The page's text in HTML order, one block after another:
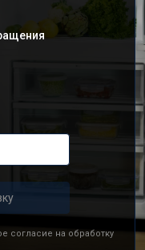
согласие на обработку